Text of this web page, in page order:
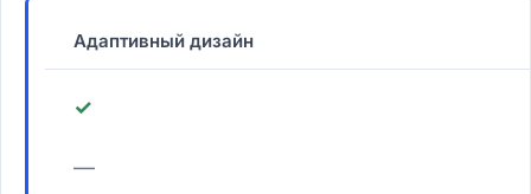
Адаптивный дизайн
✓
—